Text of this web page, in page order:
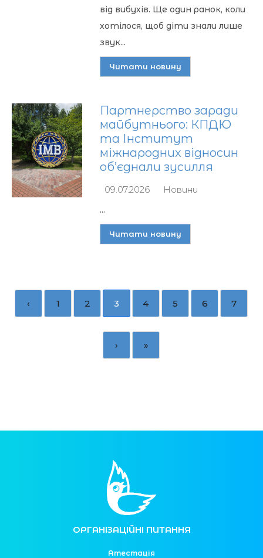
від вибухів. Ще один ранок, коли
хотілося, щоб діти знали лише
звук...
Читати новину
Партнерство заради
майбутнього: КПДЮ
та Інститут
міжнародних відносин
об’єднали зусилля
09.07.2026 Новини
...
Читати новину
‹ 1 2 3 4 5 6 7
› »
ОРГАНІЗАЦІЙНІ ПИТАННЯ
Атестація